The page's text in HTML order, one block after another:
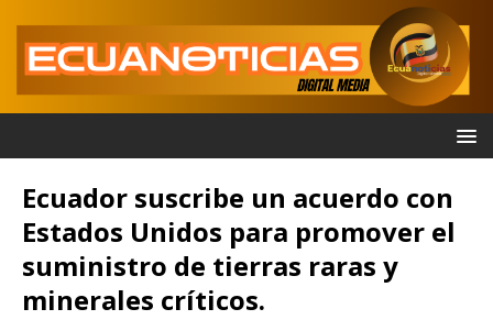
Ecuador suscribe un acuerdo con
Estados Unidos para promover el
suministro de tierras raras y
minerales críticos.